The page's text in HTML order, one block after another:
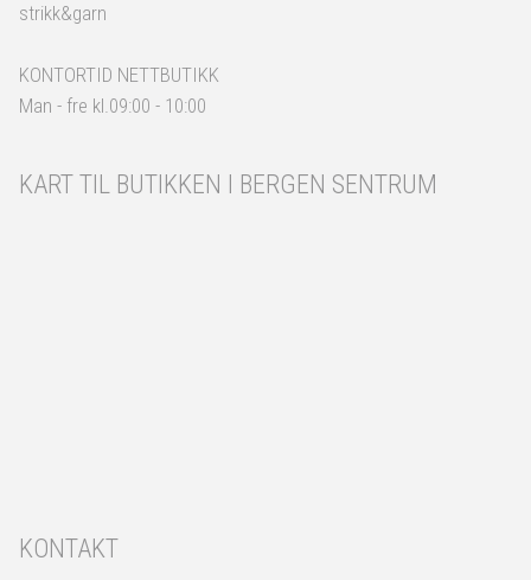
strikk&garn
KONTORTID NETTBUTIKK
Man - fre kl.09:00 - 10:00
KART TIL BUTIKKEN I BERGEN SENTRUM
KONTAKT